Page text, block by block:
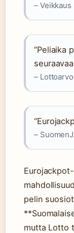
– Veikkaus
“Peliaika
–
–
pelin
mutta Lotto